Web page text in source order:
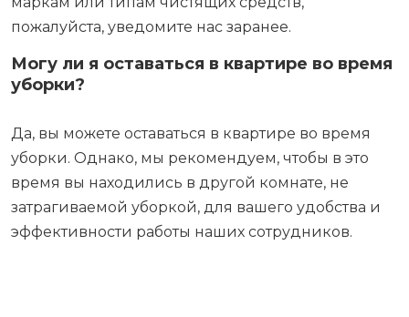
пожалуйста, уведомите нас заранее.
Могу ли я оставаться в квартире во время
уборки?
Да, вы можете оставаться в квартире во время
уборки. Однако, мы рекомендуем, чтобы в это
время вы находились в другой комнате, не
затрагиваемой уборкой, для вашего удобства и
эффективности работы наших сотрудников.